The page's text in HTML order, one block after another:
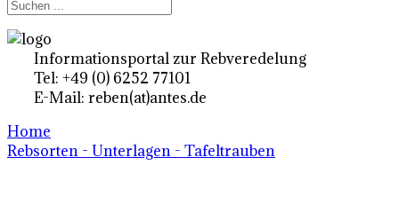
Informationsportal zur Rebveredelung
Tel: +49 (0) 6252 77101
E-Mail: reben(at)antes.de
Home
Rebsorten - Unterlagen - Tafeltrauben